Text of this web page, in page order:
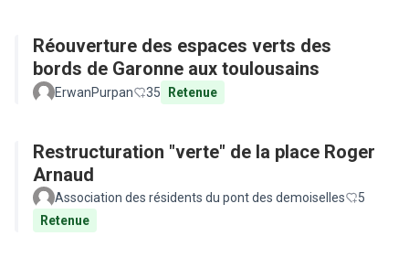
Réouverture des espaces verts des
bords de Garonne aux toulousains
ErwanPurpan 35 Retenue
Restructuration "verte" de la place Roger
Arnaud
Association des résidents du pont des demoiselles
5
Retenue